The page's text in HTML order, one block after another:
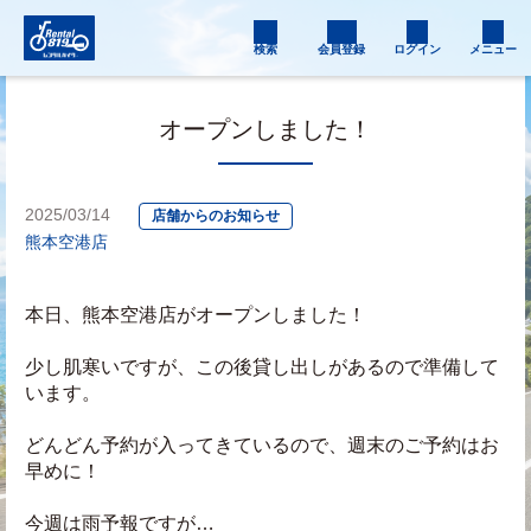
検索 会員登録 ログイン メニュー
オープンしました！
2025/03/14 店舗からのお知らせ
熊本空港店
本日、熊本空港店がオープンしました！
少し肌寒いですが、この後貸し出しがあるので準備して
います。
どんどん予約が入ってきているので、週末のご予約はお
早めに！
今週は雨予報ですが…